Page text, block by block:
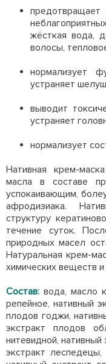
предотвращает
жёсткая вода,
волосы,
нормализует
устраняет
выводит
устраняет
нормализует
Нативная крем-
масла в составе
успокаивающим,
афродизиака.
структуру
течение суток.
природных масел
Натуральная крем-
химических веществ
Состав: вода, масло
репейное, нативный
плодов годжи,
экстракт плодов
нитевидной, нативный
экстракт